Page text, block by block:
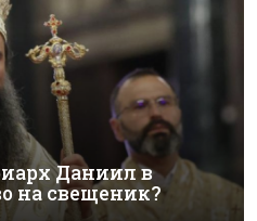
Даниил в
на свещеник?